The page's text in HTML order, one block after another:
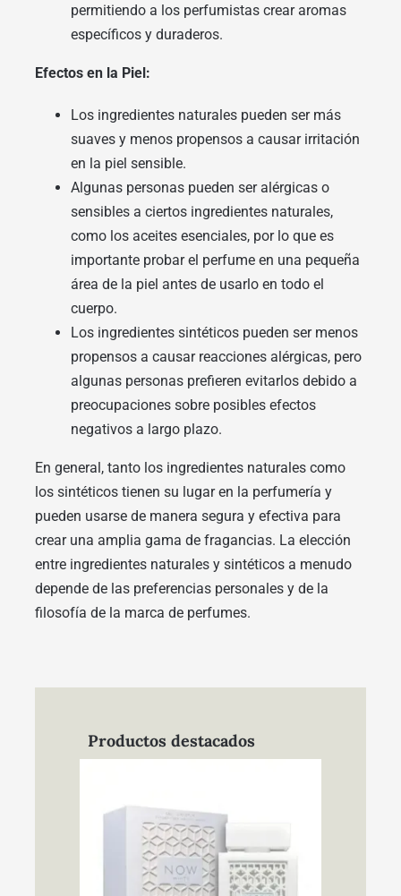
permitiendo a los perfumistas crear aromas
específicos y duraderos.
Efectos en la Piel:
Los ingredientes naturales pueden ser más
suaves y menos propensos a causar irritación
en la piel sensible.
Algunas personas pueden ser alérgicas o
sensibles a ciertos ingredientes naturales,
como los aceites esenciales, por lo que es
importante probar el perfume en una pequeña
área de la piel antes de usarlo en todo el
cuerpo.
Los ingredientes sintéticos pueden ser menos
propensos a causar reacciones alérgicas, pero
algunas personas prefieren evitarlos debido a
preocupaciones sobre posibles efectos
negativos a largo plazo.
En general, tanto los ingredientes naturales como
los sintéticos tienen su lugar en la perfumería y
pueden usarse de manera segura y efectiva para
crear una amplia gama de fragancias. La elección
entre ingredientes naturales y sintéticos a menudo
depende de las preferencias personales y de la
filosofía de la marca de perfumes.
Productos destacados
Now White Eau De
Parfum Unisex